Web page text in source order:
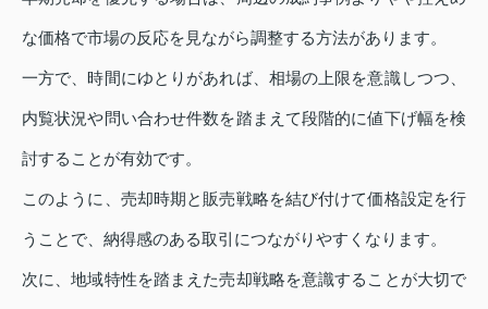
な価格で市場の反応を見ながら調整する方法があります。
一方で、時間にゆとりがあれば、相場の上限を意識しつつ、
内覧状況や問い合わせ件数を踏まえて段階的に値下げ幅を検
討することが有効です。
このように、売却時期と販売戦略を結び付けて価格設定を行
うことで、納得感のある取引につながりやすくなります。
次に、地域特性を踏まえた売却戦略を意識することが大切で